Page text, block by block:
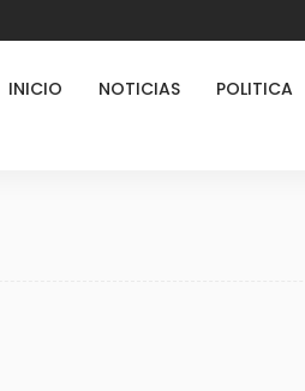
INICIO NOTICIAS POLITICA